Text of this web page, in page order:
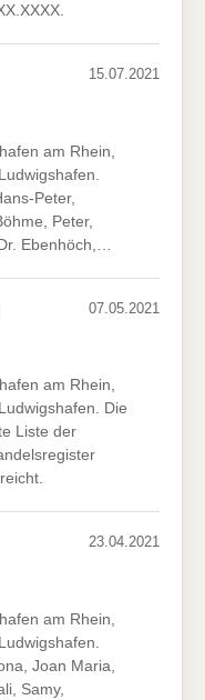
15.07.2021
am Rhein,
Peter,
Peter,
Ebenhöch,…
07.05.2021
am Rhein,
Die
Liste der
23.04.2021
am Rhein,
Joan Maria,
Samy,